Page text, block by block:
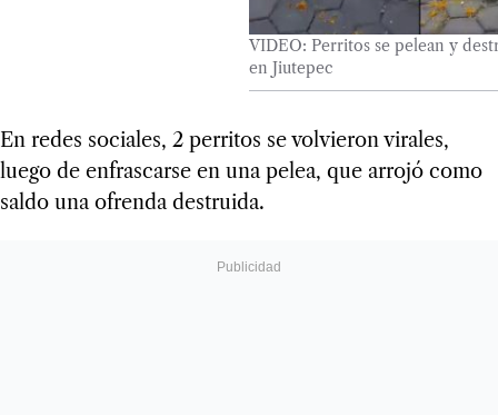
VIDEO: Perritos se pelean y
en Jiutepec
En redes sociales, 2 perritos se volvieron virales,
luego de enfrascarse en una pelea, que arrojó como
saldo una ofrenda destruida.